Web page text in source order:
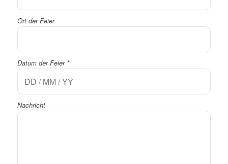
Ort der Feier
Datum der Feier *
Nachricht